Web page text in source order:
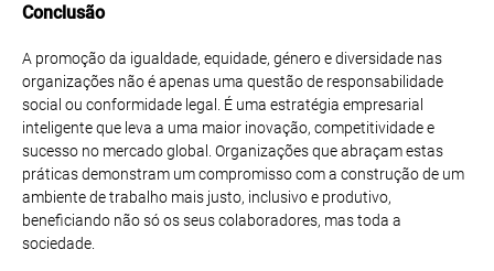
Conclusão
A promoção da igualdade, equidade, género e diversidade nas
organizações não é apenas uma questão de responsabilidade
social ou conformidade legal. É uma estratégia empresarial
inteligente que leva a uma maior inovação, competitividade e
sucesso no mercado global. Organizações que abraçam estas
práticas demonstram um compromisso com a construção de um
ambiente de trabalho mais justo, inclusivo e produtivo,
beneficiando não só os seus colaboradores, mas toda a
sociedade.